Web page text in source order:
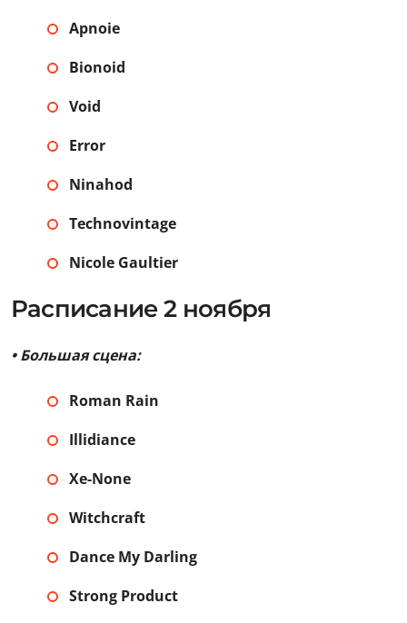
Apnoie
Bionoid
Void
Error
Ninahod
Technovintage
Nicole Gaultier
Расписание 2 ноября
• Большая сцена:
Roman Rain
Illidiance
Xe-None
Witchcraft
Dance My Darling
Strong Product